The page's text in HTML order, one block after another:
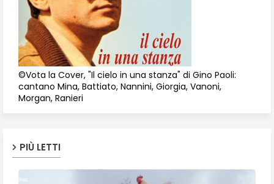
©Vota la Cover, "Il cielo in una stanza" di Gino Paoli:
cantano Mina, Battiato, Nannini, Giorgia, Vanoni,
Morgan, Ranieri
PIÙ LETTI